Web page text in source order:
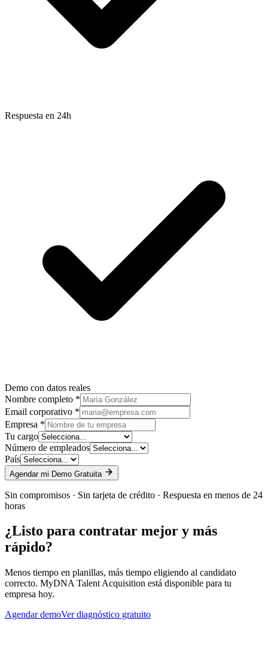
Respuesta en 24h
Demo con datos reales
Nombre completo *
Email corporativo *
Empresa *
Tu cargo
Número de empleados
País
Agendar mi Demo Gratuita
Sin compromisos · Sin tarjeta de crédito · Respuesta en menos de 24
horas
¿Listo para contratar mejor y más
rápido?
Menos tiempo en planillas, más tiempo eligiendo al candidato
correcto. MyDNA Talent Acquisition está disponible para tu
empresa hoy.
Agendar demoVer diagnóstico gratuito